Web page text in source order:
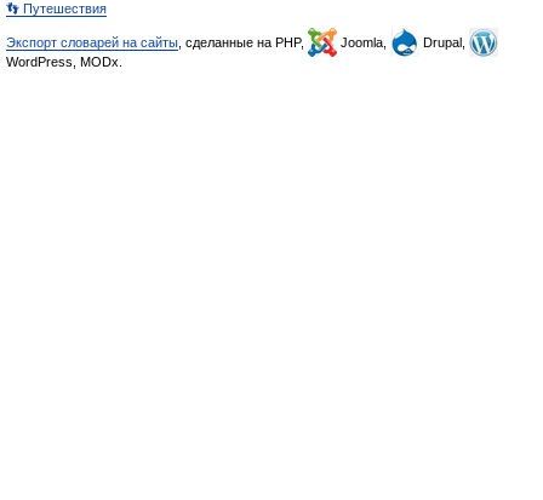
👣 Путешествия
Экспорт словарей на сайты , сделанные на PHP, Joomla,
Drupal,
WordPress, MODx.